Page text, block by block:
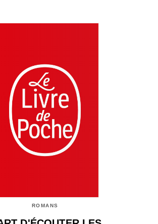
ROMANS